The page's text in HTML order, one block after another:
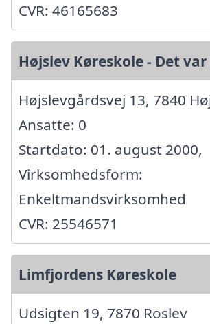
CVR: 46165683
Højslev Køreskole - Det var
Højslevgårdsvej 13, 7840
Ansatte: 0
Startdato: 01. august 2000,
Virksomhedsform:
Enkeltmandsvirksomhed
CVR: 25546571
Limfjordens Køreskole
Udsigten 19, 7870 Roslev